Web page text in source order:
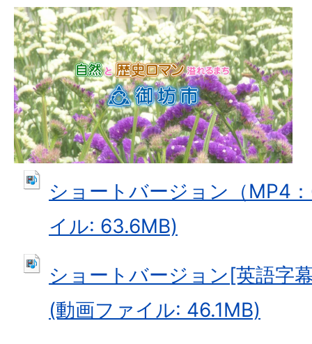
ショートバージョン（MP4
イル: 63.6MB)
ショートバージョン[英語字
(動画ファイル: 46.1MB)